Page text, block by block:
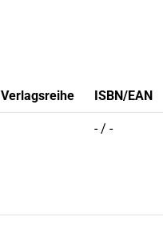
Verlagsreihe ISBN/EAN
- / -